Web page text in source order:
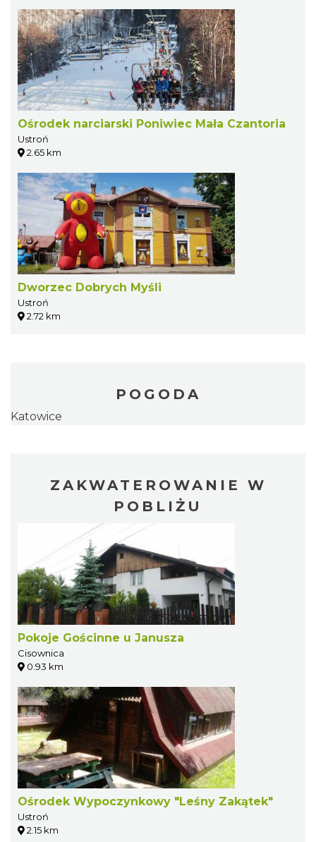
Ośrodek narciarski Poniwiec Mała Czantoria
Ustroń
2.65 km
Dworzec Dobrych Myśli
Ustroń
2.72 km
POGODA
Katowice
ZAKWATEROWANIE W
POBLIŻU
Pokoje Gościnne u Janusza
Cisownica
0.93 km
Ośrodek Wypoczynkowy "Leśny Zakątek"
Ustroń
2.15 km